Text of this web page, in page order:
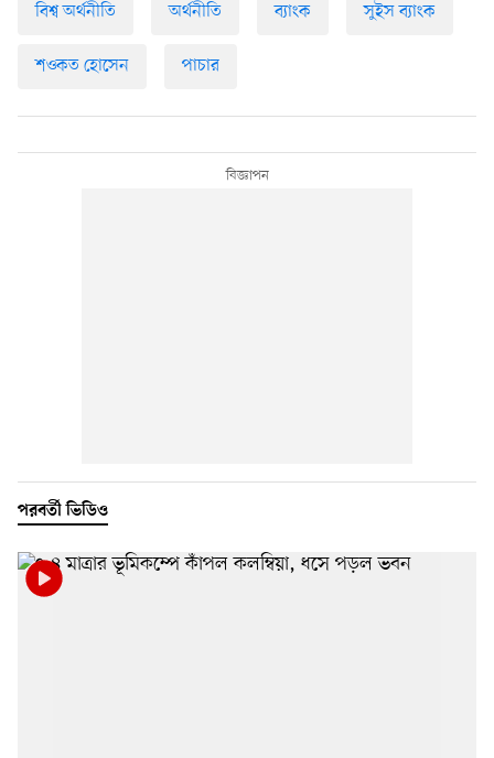
বিশ্ব অর্থনীতি অর্থনীতি ব্যাংক সুইস ব্যাংক
শওকত হোসেন পাচার
পরবর্তী ভিডিও